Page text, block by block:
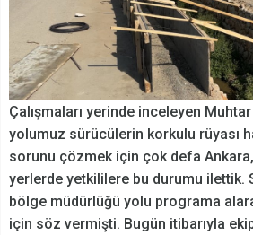
Çalışmaları yerinde inceleyen Muhtar
yolumuz sürücülerin korkulu rüyası
sorunu çözmek için çok defa
yerlerde yetkililere bu durumu ilettik.
bölge müdürlüğü yolu programa
için söz vermişti. Bugün itibarıyla